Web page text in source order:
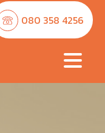
080 358 4256